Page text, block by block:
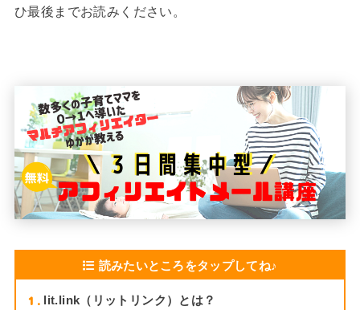
ひ最後までお読みください。
読みたいところをタップしてね♪
1 lit.link（リットリンク）とは？